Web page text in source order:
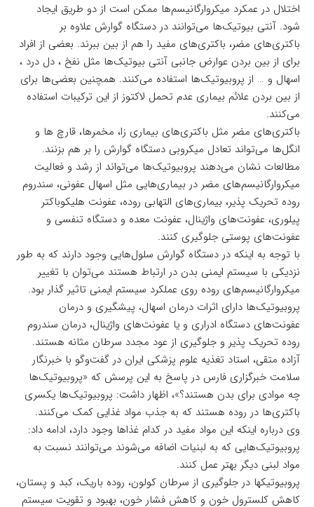
اختلال در عمکرد میکروارگانیسم‌ها ممکن است از دو طریق ایجاد
شود. آنتی بیوتیک‌ها می‌توانند در دستگاه گوارش علاوه بر
باکتری‌های مضر، باکتری‌های مفید را هم از بین ببرند. بعضی از افراد
برای از بین بردن عوارض جانبی آنتی بیوتیک‌ها مثل نفخ ، دل درد ،
اسهال و … از پروبیوتیک‌ها استفاده می‌کنند. همچنین بعضی‌ها برای
از بین بردن علائم بیماری عدم تحمل لاکتوز از این ترکیبات استفاده
می‌کنند.
باکتری‌های مضر مثل باکتری‌های بیماری زا، مخمرها، قارچ ها و
انگل‌ها می‌تواند تعادل میکروبی دستگاه گوارش را بر هم بزنند.
مطالعات نشان می‌دهند پروبیوتیک‌ها می‌تواند از رشد و فعالیت
میکروارگانیسم‌های مضر در بیماری‌هایی مثل اسهال عفونی، سندروم
روده تحریک پذیر، بیماری‌های التهابی روده، عفونت هلیکوباکتر
پیلوری، عفونت‌های واژینال، عفونت معده و دستگاه تنفسی و
عفونت‌های پوستی جلوگیری کنند.
با توجه به اینکه در دستگاه گوارش سلول‌هایی وجود دارند که به طور
نزدیکی با سیستم ایمنی بدن در ارتباط هستند می‌توان با تغییر
میکروارگانیسم‌های روده روی عملکرد سیستم ایمنی تاثیر گذار بود.
پروبیوتیک‌ها دارای اثرات درمان اسهال، پیشگیری و درمان
عفونت‌های دستگاه ادراری و یا عفونت‌های واژینال، درمان سندروم
روده تحریک پذیر و جلوگیری از عود مجدد سرطان مثانه هستند.
آزاده متقی، استاد تغذیه علوم پزشکی ایران در گفت‌وگو با خبرنگار
سلامت خبرگزاری فارس در پاسخ به این پرسش که «پروبیوتیک‌ها
چه موادی برای بدن هستند؟»، اظهار داشت: پروبیوتیک‌ها یکسری
باکتری‌ها در روده هستند که به جذب مواد غذایی کمک می‌کنند.
وی درباره اینکه این مواد مفید در کدام غذاها وجود دارد، ادامه داد:
پروبیوتیک‌هایی که به لبنیات اضافه می‌شوند می‌توانند نسبت به
مواد لبنی دیگر بهتر عمل کنند.
پروبیوتیکها در جلوگیری از سرطان کولون، روده باریک، کبد و پستان،
کاهش کلسترول خون و کاهش فشار خون، بهبود و تقویت سیستم